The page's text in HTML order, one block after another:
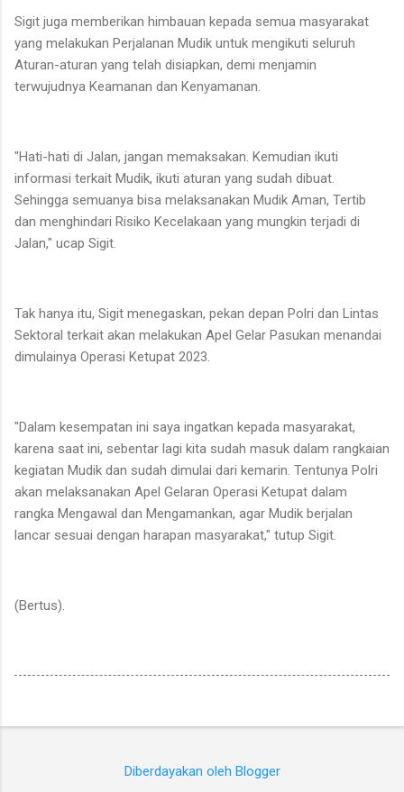
Sigit juga memberikan himbauan kepada semua masyarakat
yang melakukan Perjalanan Mudik untuk mengikuti seluruh
Aturan-aturan yang telah disiapkan, demi menjamin
terwujudnya Keamanan dan Kenyamanan.
"Hati-hati di Jalan, jangan memaksakan. Kemudian ikuti
informasi terkait Mudik, ikuti aturan yang sudah dibuat.
Sehingga semuanya bisa melaksanakan Mudik Aman, Tertib
dan menghindari Risiko Kecelakaan yang mungkin terjadi di
Jalan," ucap Sigit.
Tak hanya itu, Sigit menegaskan, pekan depan Polri dan Lintas
Sektoral terkait akan melakukan Apel Gelar Pasukan menandai
dimulainya Operasi Ketupat 2023.
"Dalam kesempatan ini saya ingatkan kepada masyarakat,
karena saat ini, sebentar lagi kita sudah masuk dalam rangkaian
kegiatan Mudik dan sudah dimulai dari kemarin. Tentunya Polri
akan melaksanakan Apel Gelaran Operasi Ketupat dalam
rangka Mengawal dan Mengamankan, agar Mudik berjalan
lancar sesuai dengan harapan masyarakat," tutup Sigit.
(Bertus).
Diberdayakan oleh Blogger